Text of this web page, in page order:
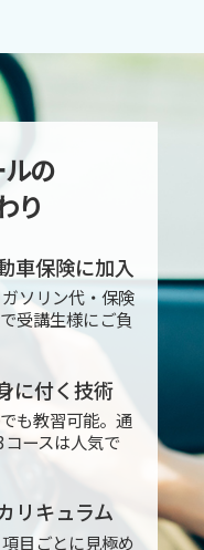
の
り
車保険に加入
ソリン代・保険
受講生様にご負
に付く技術
も教習可能。通
ースは人気で
リキュラム
目ごとに見極め